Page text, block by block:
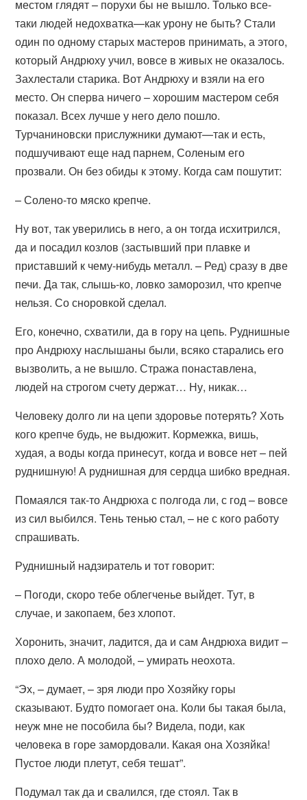
местом глядят – порухи бы не вышло. Только все-
таки людей недохватка—как урону не быть? Стали
один по одному старых мастеров принимать, а этого,
который Андрюху учил, вовсе в живых не оказалось.
Захлестали старика. Вот Андрюху и взяли на его
место. Он сперва ничего – хорошим мастером себя
показал. Всех лучше у него дело пошло.
Турчаниновски прислужники думают—так и есть,
подшучивают еще над парнем, Соленым его
прозвали. Он без обиды к этому. Когда сам пошутит:
– Солено-то мяско крепче.
Ну вот, так уверились в него, а он тогда исхитрился,
да и посадил козлов (застывший при плавке и
приставший к чему-нибудь металл. – Ред) сразу в две
печи. Да так, слышь-ко, ловко заморозил, что крепче
нельзя. Со сноровкой сделал.
Его, конечно, схватили, да в гору на цепь. Руднишные
про Андрюху наслышаны были, всяко старались его
вызволить, а не вышло. Стража понаставлена,
людей на строгом счету держат… Ну, никак…
Человеку долго ли на цепи здоровье потерять? Хоть
кого крепче будь, не выдюжит. Кормежка, вишь,
худая, а воды когда принесут, когда и вовсе нет – пей
руднишную! А руднишная для сердца шибко вредная.
Помаялся так-то Андрюха с полгода ли, с год – вовсе
из сил выбился. Тень тенью стал, – не с кого работу
спрашивать.
Руднишный надзиратель и тот говорит:
– Погоди, скоро тебе облегченье выйдет. Тут, в
случае, и закопаем, без хлопот.
Хоронить, значит, ладится, да и сам Андрюха видит –
плохо дело. А молодой, – умирать неохота.
“Эх, – думает, – зря люди про Хозяйку горы
сказывают. Будто помогает она. Коли бы такая была,
неуж мне не пособила бы? Видела, поди, как
человека в горе замордовали. Какая она Хозяйка!
Пустое люди плетут, себя тешат”.
Подумал так да и свалился, где стоял. Так в